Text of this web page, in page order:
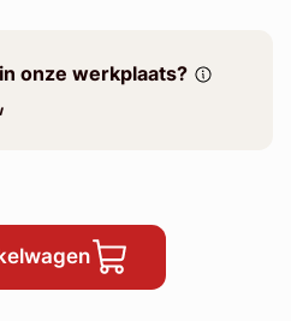
onze werkplaats?